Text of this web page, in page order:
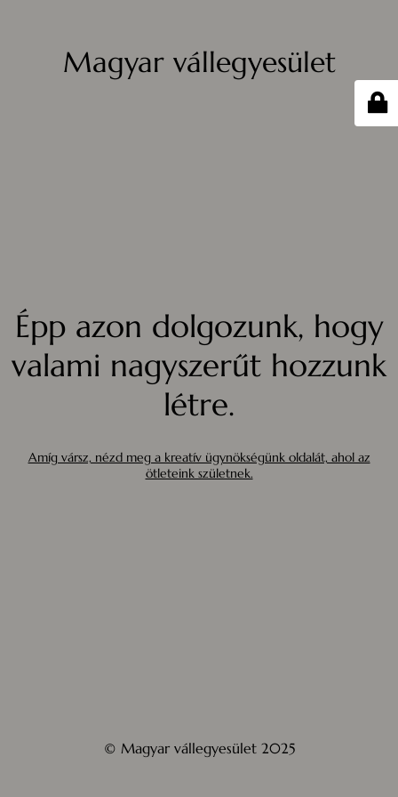
Magyar vállegyesület
Épp azon dolgozunk, hogy
valami nagyszerűt hozzunk
létre.
Amíg vársz, nézd meg a kreatív ügynökségünk oldalát, ahol az
ötleteink születnek.
© Magyar vállegyesület 2025